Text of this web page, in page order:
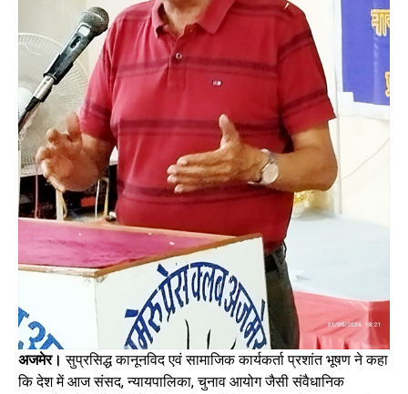
अजमेर। सुप्रसिद्ध कानूनविद एवं सामाजिक कार्यकर्ता प्रशांत भूषण ने कहा
कि देश में आज संसद, न्यायपालिका, चुनाव आयोग जैसी संवैधानिक